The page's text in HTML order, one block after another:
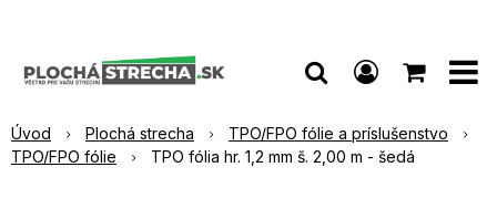
Úvod Plochá strecha
TPO/FPO fólie a príslušenstvo
TPO/FPO fólie
TPO fólia hr. 1,2 mm š. 2,00 m - šedá